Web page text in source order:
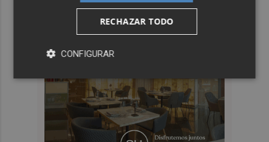
RECHAZAR TODO
CONFIGURAR